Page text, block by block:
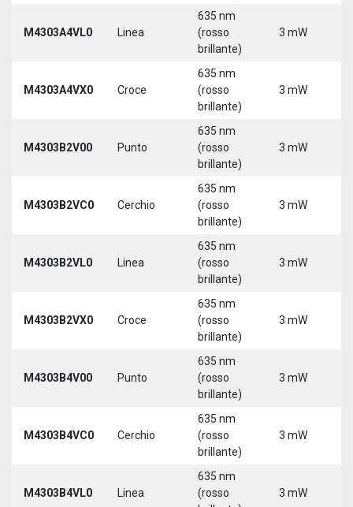
M4303A4VL0 Linea
635 nm
(rosso
brillante)
3 mW
M4303A4VX0 Croce
635 nm
(rosso
brillante)
3 mW
M4303B2V00 Punto
635 nm
(rosso
brillante)
3 mW
M4303B2VC0 Cerchio
635 nm
(rosso
brillante)
3 mW
M4303B2VL0 Linea
635 nm
(rosso
brillante)
3 mW
M4303B2VX0 Croce
635 nm
(rosso
brillante)
3 mW
M4303B4V00 Punto
635 nm
(rosso
brillante)
3 mW
M4303B4VC0 Cerchio
635 nm
(rosso
brillante)
3 mW
M4303B4VL0 Linea
635 nm
(rosso
3 mW